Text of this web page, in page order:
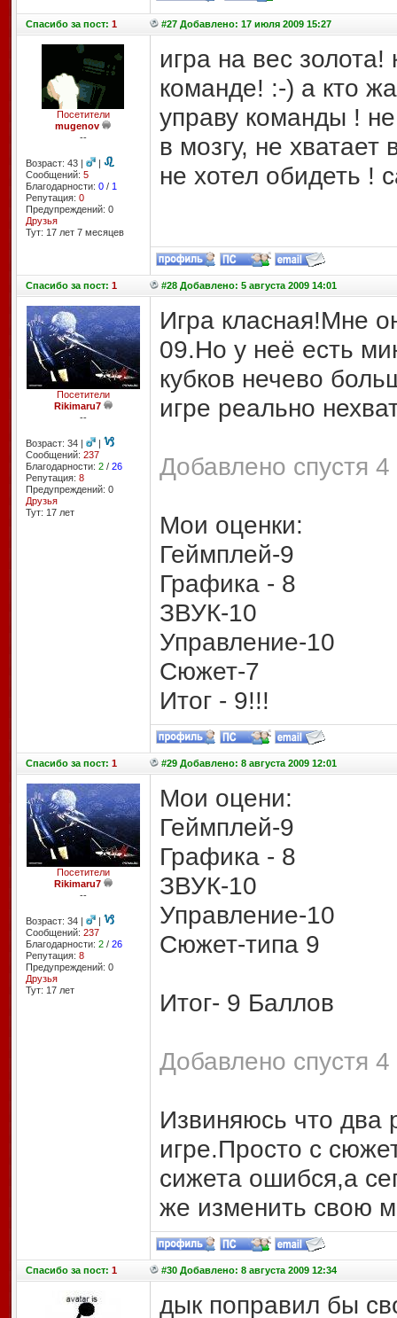
Спасибоза пост: 1 #27 Добавлено: 17 июля 2009 15:27
Посетители
mugenov
--
Возраст: 43 |
|
Сообщений: 5
Благодарности: 0/ 1
Репутация: 0
Предупреждений: 0
Друзья
Тут: 17 лет 7 месяцев
игра на вес
команде! :-) а кто
управу команды !
в мозгу, не хватает
не хотел обидеть !
Спасибоза пост: 1 #28 Добавлено: 5 августа 2009 14:01
Посетители
Rikimaru7
--
Возраст: 34 |
|
Сообщений: 237
Благодарности: 2/ 26
Репутация: 8
Предупреждений: 0
Друзья
Тут: 17 лет
Игра класная!Мне
09.Но у неё есть
кубков нечево
игре реально
Добавлено спустя
Мои оценки:
Геймплей-9
Графика - 8
ЗВУК-10
Управление-10
Сюжет-7
Итог - 9!!!
Спасибоза пост: 1 #29 Добавлено: 8 августа 2009 12:01
Посетители
Rikimaru7
--
Возраст: 34 |
|
Сообщений: 237
Благодарности: 2/ 26
Репутация: 8
Предупреждений: 0
Друзья
Тут: 17 лет
Мои оцени:
Геймплей-9
Графика - 8
ЗВУК-10
Управление-10
Сюжет-типа 9
Итог- 9 Баллов
Добавлено спустя
Извиняюсь что два
игре.Просто с
сижета ошибся,а
же изменить свою
Спасибоза пост: 1 #30 Добавлено: 8 августа 2009 12:34
дык поправил бы